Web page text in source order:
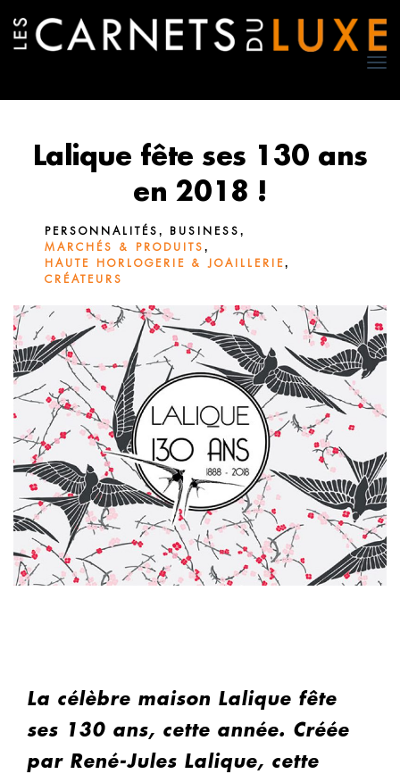
Lalique fête ses 130 ans
en 2018 !
PERSONNALITÉS , BUSINESS ,
MARCHÉS & PRODUITS ,
HAUTE HORLOGERIE & JOAILLERIE,
CRÉATEURS
La célèbre maison Lalique fête
ses 130 ans, cette année. Créée
par René-Jules Lalique, cette